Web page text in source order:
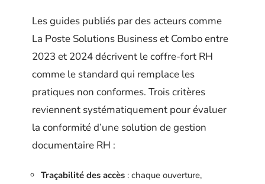
Les guides publiés par des acteurs comme
La Poste Solutions Business et Combo entre
2023 et 2024 décrivent le coffre-fort RH
comme le standard qui remplace les
pratiques non conformes. Trois critères
reviennent systématiquement pour évaluer
la conformité d’une solution de gestion
documentaire RH :
Traçabilité des accès : chaque ouverture,